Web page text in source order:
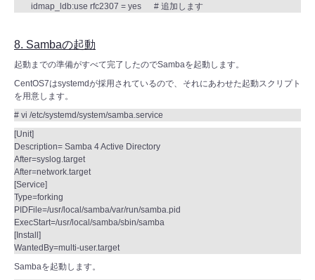
idmap_ldb:use rfc2307 = yes # 追加します
8. Sambaの起動
起動までの準備がすべて完了したのでSambaを起動します。
CentOS7はsystemdが採用されているので、それにあわせた起動スクリプト
を用意します。
# vi /etc/systemd/system/samba.service
[Unit]
Description= Samba 4 Active Directory
After=syslog.target
After=network.target
[Service]
Type=forking
PIDFile=/usr/local/samba/var/run/samba.pid
ExecStart=/usr/local/samba/sbin/samba
[Install]
WantedBy=multi-user.target
Sambaを起動します。